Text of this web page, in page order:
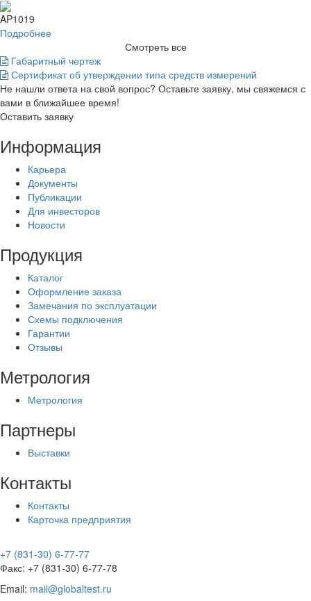
AP1019
Подробнее
Смотреть все
Габаритный чертеж
Сертификат об утверждении типа средств измерений
Не нашли ответа на свой вопрос? Оставьте заявку, мы свяжемся с
вами в ближайшее время!
Оставить заявку
Информация
Карьера
Документы
Публикации
Для инвесторов
Новости
Продукция
Каталог
Оформление заказа
Замечания по эксплуатации
Схемы подключения
Гарантии
Отзывы
Метрология
Метрология
Партнеры
Выставки
Контакты
Контакты
Карточка предприятия
+7 (831-30) 6-77-77
Факс: +7 (831-30) 6-77-78
Email: mail@globaltest.ru